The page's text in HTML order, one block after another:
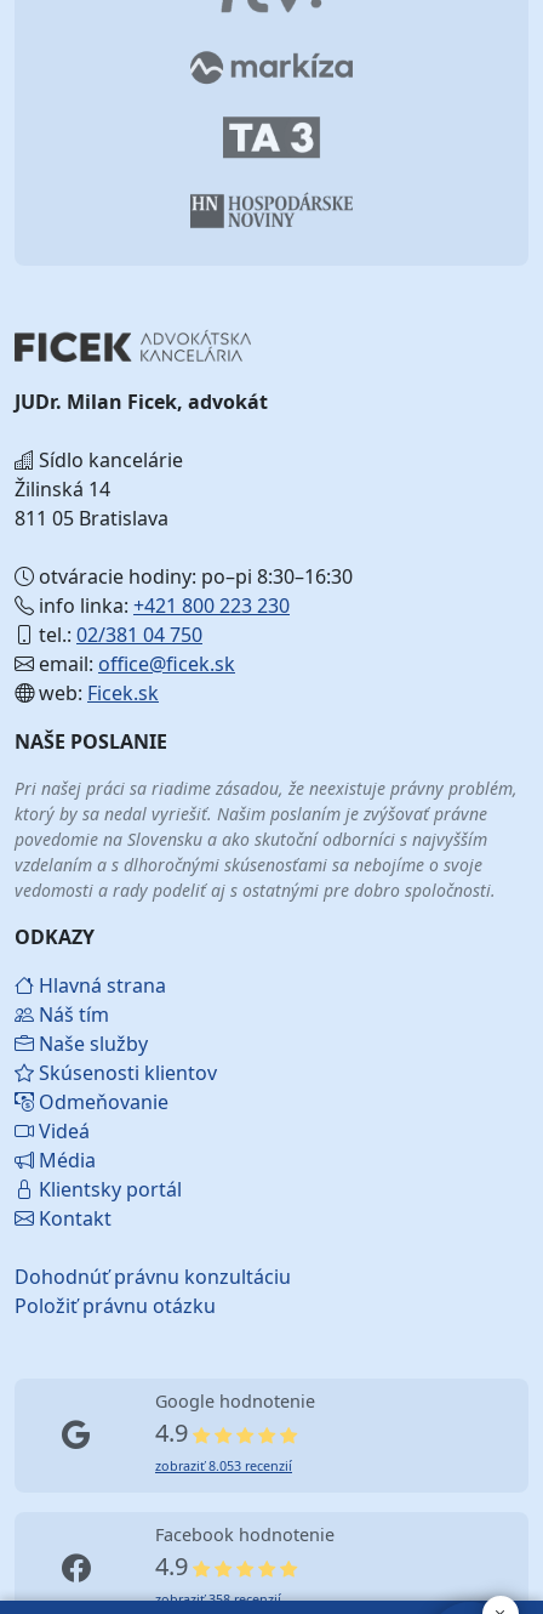
JUDr. Milan Ficek, advokát
Sídlo kancelárie
Žilinská 14
811 05 Bratislava
otváracie hodiny: po–pi 8:30–16:30
info linka: +421 800 223 230
tel.: 02/381 04 750
email: office@ficek.sk
web: Ficek.sk
NAŠE POSLANIE
Pri našej práci sa riadime zásadou, že neexistuje právny problém,
ktorý by sa nedal vyriešiť. Našim poslaním je zvýšovať právne
povedomie na Slovensku a ako skutoční odborníci s najvyšším
vzdelaním a s dlhoročnými skúsenosťami sa nebojíme o svoje
vedomosti a rady podeliť aj s ostatnými pre dobro spoločnosti.
ODKAZY
Hlavná strana
Náš tím
Naše služby
Skúsenosti klientov
Odmeňovanie
Videá
Média
Klientsky portál
Kontakt
Dohodnúť právnu konzultáciu
Položiť právnu otázku
Google hodnotenie
4.9
zobraziť 8.053 recenzií
Facebook hodnotenie
4.9
zobraziť 358 recenzií